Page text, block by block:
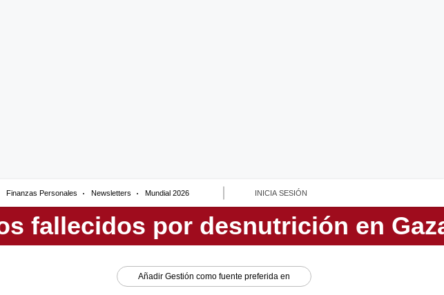
Finanzas Personales Newsletters Mundial 2026 INICIA SESIÓN
Añadir Gestión como fuente preferida en